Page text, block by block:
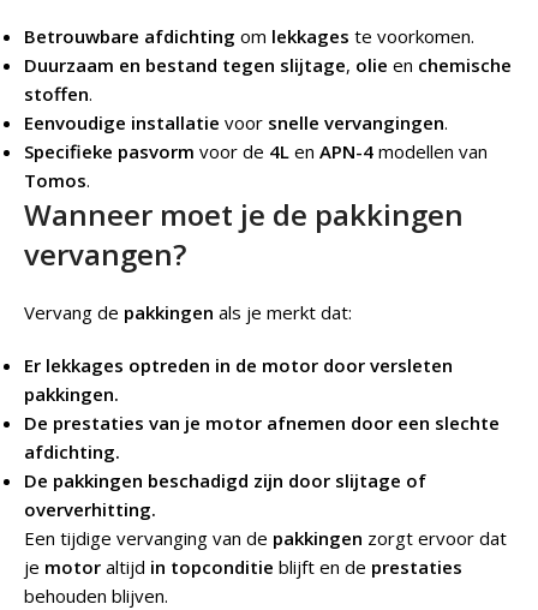
Betrouwbare afdichting om lekkages te voorkomen.
Duurzaam en bestand tegen slijtage, olie en chemische
stoffen.
Eenvoudige installatie voor snelle vervangingen.
Specifieke pasvorm voor de 4L en APN-4 modellen van
Tomos.
Wanneer moet je de pakkingen
vervangen?
Vervang de pakkingen als je merkt dat:
Er lekkages optreden in de motor door versleten
pakkingen.
De prestaties van je motor afnemen door een slechte
afdichting.
De pakkingen beschadigd zijn door slijtage of
oververhitting.
Een tijdige vervanging van de pakkingen zorgt ervoor dat
je motor altijd in topconditie blijft en de prestaties
behouden blijven.